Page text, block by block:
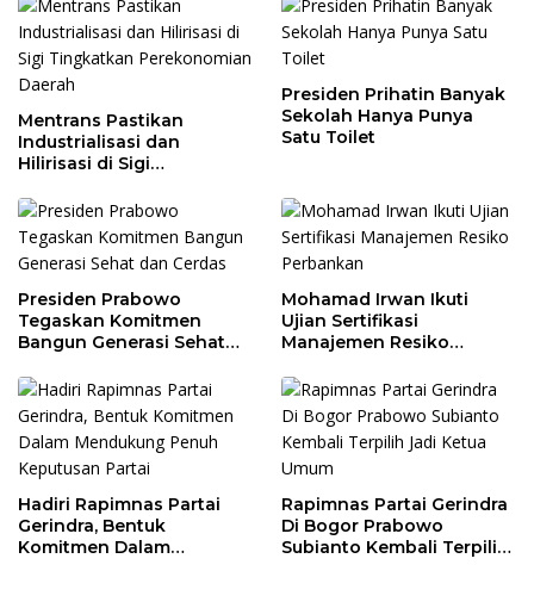
Mentrans Pastikan
Industrialisasi dan
Hilirisasi di Sigi
Perekonomian Daerah
Presiden Prihatin Banyak
Sekolah Hanya Punya
Satu Toilet
Presiden Prabowo
Tegaskan Komitmen
Bangun Generasi Sehat
Mohamad Irwan Ikuti
Ujian Sertifikasi
Manajemen Resiko
Hadiri Rapimnas Partai
Gerindra, Bentuk
Komitmen Dalam
Rapimnas Partai Gerindra
Di Bogor Prabowo
Subianto Kembali Terpilih